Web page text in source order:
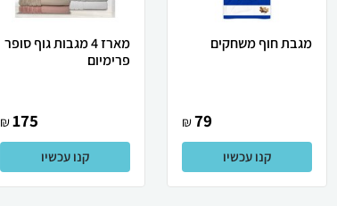
מגבת חוף משחקים
79
₪
קנו עכשיו
מארז 4 מגבות גוף סופר
פרימיום
175
₪
קנו עכשיו